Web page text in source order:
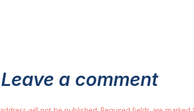
Leave a comment